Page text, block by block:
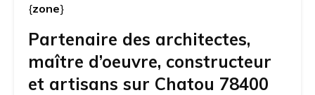
{zone}
Partenaire des architectes,
maître d’oeuvre, constructeur
et artisans sur Chatou 78400